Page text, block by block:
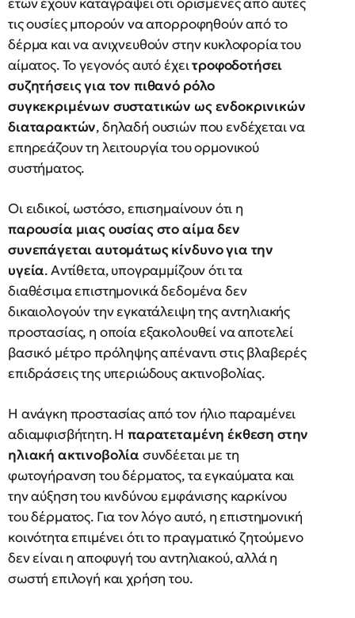
τις ουσίες μπορούν να απορροφηθούν από το
δέρμα και να ανιχνευθούν στην κυκλοφορία του
αίματος. Το γεγονός αυτό έχειτροφοδοτήσει
συζητήσεις για τον πιθανό ρόλο
συγκεκριμένων συστατικών ως ενδοκρινικών
διαταρακτών, δηλαδή ουσιών που ενδέχεται να
επηρεάζουν τη λειτουργία του ορμονικού
συστήματος.
Οι ειδικοί, ωστόσο, επισημαίνουν ότι η
παρουσία μιας ουσίας στο αίμα δεν
συνεπάγεται αυτομάτως κίνδυνογια την
υγεία. Αντίθετα, υπογραμμίζουν ότι τα
διαθέσιμα επιστημονικά δεδομένα δεν
δικαιολογούν την εγκατάλειψη της αντηλιακής
προστασίας, η οποία εξακολουθεί να αποτελεί
βασικό μέτρο πρόληψης απέναντι στις βλαβερές
επιδράσεις της υπεριώδους ακτινοβολίας.
Η ανάγκη προστασίας από τον ήλιο παραμένει
αδιαμφισβήτητη. Ηπαρατεταμένη έκθεση στην
ηλιακή ακτινοβολία συνδέεται με τη
φωτογήρανση του δέρματος, τα εγκαύματα και
την αύξηση του κινδύνου εμφάνισης καρκίνου
του δέρματος. Για τον λόγο αυτό, η επιστημονική
κοινότητα επιμένει ότι το πραγματικό ζητούμενο
δεν είναι η αποφυγή του αντηλιακού, αλλά η
σωστή επιλογή και χρήση του.